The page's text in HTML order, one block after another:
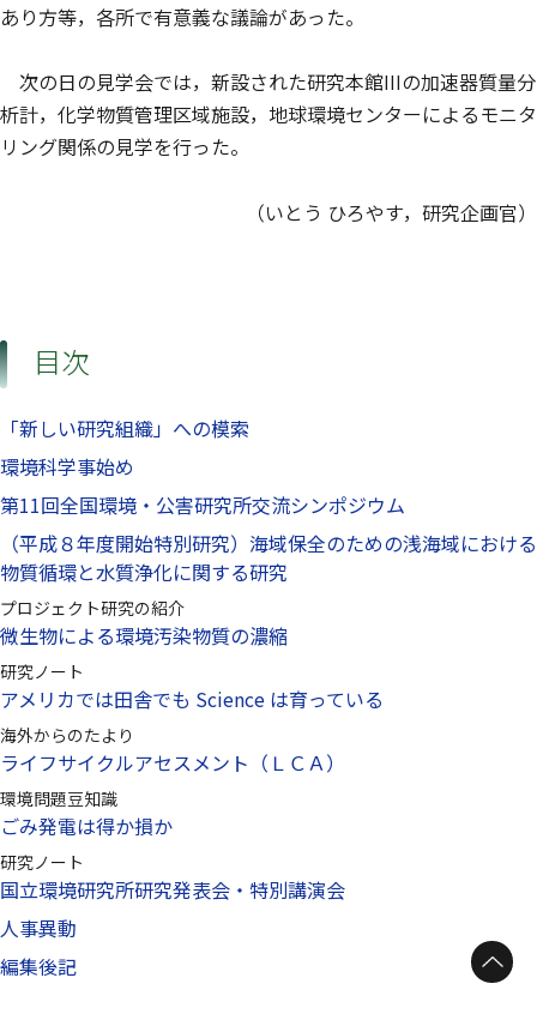
あり方等，各所で有意義な議論があった。
次の日の見学会では，新設された研究本館IIIの加速器質量分
析計，化学物質管理区域施設，地球環境センターによるモニタ
リング関係の見学を行った。
（いとう ひろやす，研究企画官）
目次
「新しい研究組織」への模索
環境科学事始め
第11回全国環境・公害研究所交流シンポジウム
（平成８年度開始特別研究）海域保全のための浅海域における
物質循環と水質浄化に関する研究
プロジェクト研究の紹介
微生物による環境汚染物質の濃縮
研究ノート
アメリカでは田舎でも Science は育っている
海外からのたより
ライフサイクルアセスメント（ＬＣＡ）
環境問題豆知識
ごみ発電は得か損か
研究ノート
国立環境研究所研究発表会・特別講演会
人事異動
編集後記